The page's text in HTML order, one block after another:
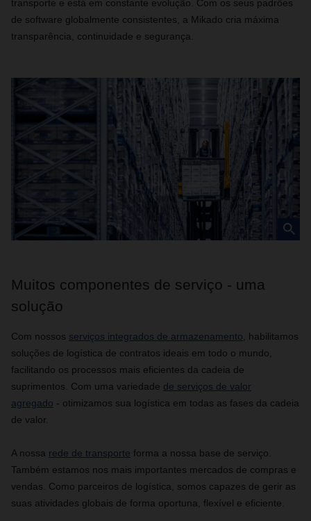
transporte e está em constante evolução. Com os seus padrões
de software globalmente consistentes, a Mikado cria máxima
transparência, continuidade e segurança.
Muitos componentes de serviço - uma
solução
Com nossos serviços integrados de armazenamento , habilitamos
soluções de logística de contratos ideais em todo o mundo,
facilitando os processos mais eficientes da cadeia de
suprimentos. Com uma variedade de serviços de valor
agregado - otimizamos sua logística em todas as fases da cadeia
de valor.
A nossa rede de transporte forma a nossa base de serviço.
Também estamos nos mais importantes mercados de compras e
vendas. Como parceiros de logística, somos capazes de gerir as
suas atividades globais de forma oportuna, flexível e eficiente.